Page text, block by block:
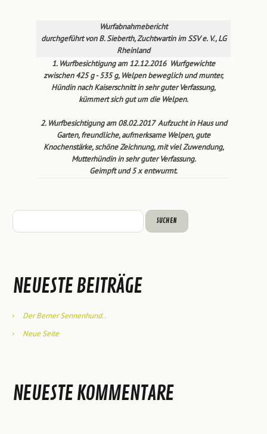
Wurfabnahmebericht
durchgeführt von B. Sieberth, Zuchtwartin im SSV e. V., LG
Rheinland
1. Wurfbesichtigung am 12.12.2016 Wurfgewichte
zwischen 425 g - 535 g, Welpen beweglich und munter,
Hündin nach Kaiserschnitt in sehr guter Verfassung,
kümmert sich gut um die Welpen.
2. Wurfbesichtigung am 08.02.2017 Aufzucht in Haus und
Garten, freundliche, aufmerksame Welpen, gute
Knochenstärke, schöne Zeichnung, mit viel Zuwendung,
Mutterhündin in sehr guter Verfassung.
Geimpft und 5 x entwurmt.
NEUESTE BEITRÄGE
Der Berner Sennenhund..
Neue Seite
NEUESTE KOMMENTARE